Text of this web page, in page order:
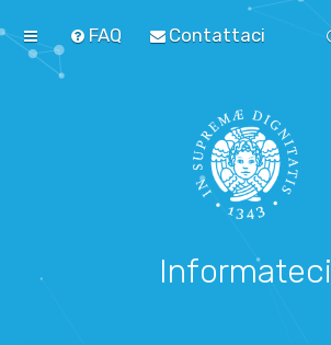
FAQ Contattaci
Informateci